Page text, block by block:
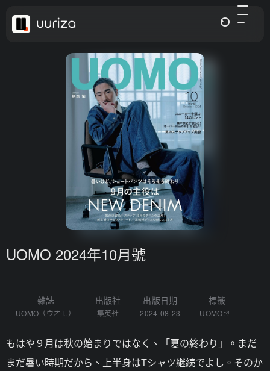
UOMO 2024年10月號
雜誌
UOMO（ウオモ）
出版社
集英社
出版日期
2024-08-23
標籤
UOMO
もはや９月は秋の始まりではなく、「夏の終わり」。まだ
まだ暑い時期だから、上半身はTシャツ継続でよし。そのか